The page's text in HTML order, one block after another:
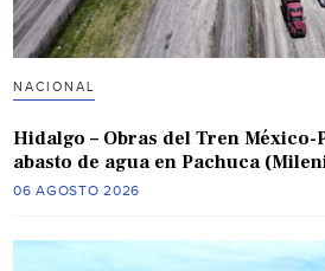
NACIONAL
Hidalgo – Obras del Tren México-
abasto de agua en Pachuca
06 AGOSTO 2026